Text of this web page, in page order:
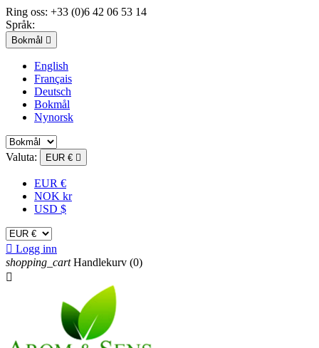
Ring oss: +33 (0)6 42 06 53 14
Språk:
Bokmål 
English
Français
Deutsch
Bokmål
Nynorsk
Valuta: EUR € 
EUR €
NOK kr
USD $
 Logg inn
shopping_cart Handlekurv (0)
